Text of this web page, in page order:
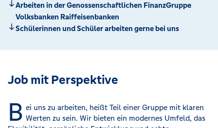
Arbeiten in der Genossenschaftlichen FinanzGruppe
Volksbanken Raiffeisenbanken
Schülerinnen und Schüler arbeiten gerne bei uns
Job mit Perspektive
B ei uns zu arbeiten, heißt Teil einer Gruppe mit klaren
Werten zu sein. Wir bieten ein modernes Umfeld, das